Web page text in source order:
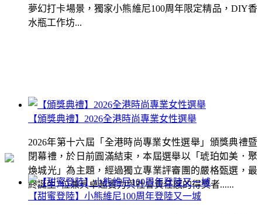
夢幻打卡場景，獨家小熊維尼100周年限定精品，DIY香
水瓶工作坊...
【頒獎典禮】2026全港時尚專業女性選舉
2026年第十六屆「全港時尚專業女性選舉」頒獎典禮暨
閉幕禮，於日前圓滿結束，本屆選舉以「琥珀如美．聚
煥城光」為主題，經過獨立專業評審團的嚴格甄選，最
終誕生7位兼具卓越實力與社會責任感的得獎者......
【甜蜜登陸】小熊維尼100周年登陸又一城